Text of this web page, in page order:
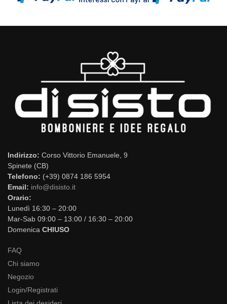
Indirizzo: Corso Vittorio Emanuele, 9
Spinete (CB)
Telefono: (+39) 0874 186 5954
Email: info@disisto.it
Orario:
Lunedì 16:30 – 20:00
Mar-Sab 09:00 – 13:00 / 16:30 – 20:00
Domenica CHIUSO
FAQ
Chi siamo
Negozio
Login/Registrati